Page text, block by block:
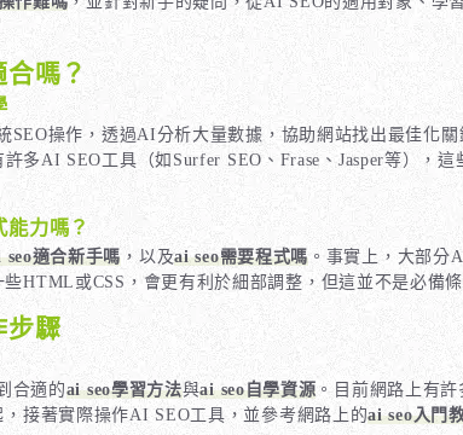
嗎？
SEO操作，透過AI分析大量數據，協助網站找出最佳化
多AI SEO工具（如Surfer SEO、Frase、Jasper等），
力嗎？
seo適合新手嗎 ，以及ai seo需要程式嗎 。事實上，大部分
HTML或CSS，會更有利於細部調整，但這並不是必備
步驟
合適的ai seo學習方法與ai seo自學資源 。目前網路上有
接著實際操作AI SEO工具，並參考網路上的ai seo入門